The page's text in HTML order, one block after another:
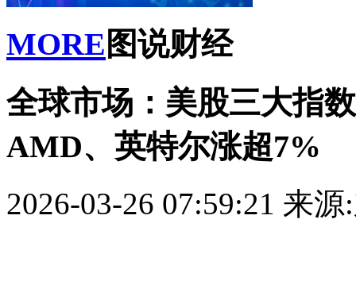
MORE 图说财经
全球市场：美股三大指
AMD、英特尔涨超7%
2026-03-26 07:59:21 来源